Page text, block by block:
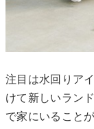
注目は水回りア
けて新しいラン
で家にいること